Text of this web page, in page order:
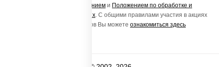
Пользовательским соглашением и Положением по обработке и
защите персональных данных. С общими правилами участия в акциях
и порядке получения подарков Вы можете ознакомиться здесь